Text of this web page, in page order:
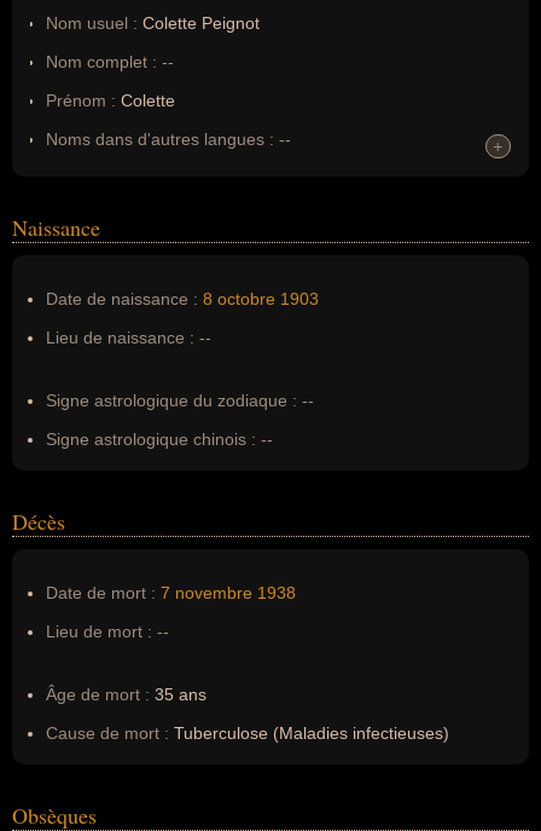
Nom usuel : Colette Peignot
Nom complet : --
Prénom : Colette
Noms dans d'autres langues : --
Nom de famille :Peignot
+
+
Naissance
Date de naissance : 8 octobre 1903
Lieu de naissance : --
Signe astrologique du zodiaque : --
Signe astrologique chinois : --
Décès
Date de mort : 7 novembre 1938
Lieu de mort : --
Âge de mort : 35 ans
Cause de mort : Tuberculose (Maladies infectieuses)
Obsèques